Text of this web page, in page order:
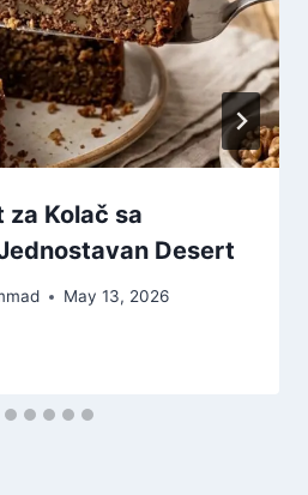
za Kolač sa
Desert
May 13, 2026